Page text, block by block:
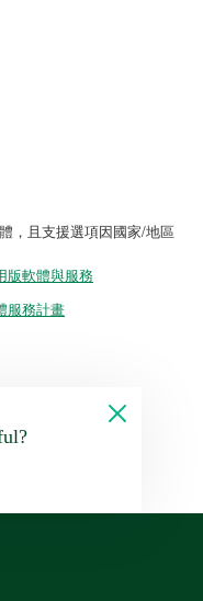
，且支援選項因國家/地區
版軟體與服務
服務計畫